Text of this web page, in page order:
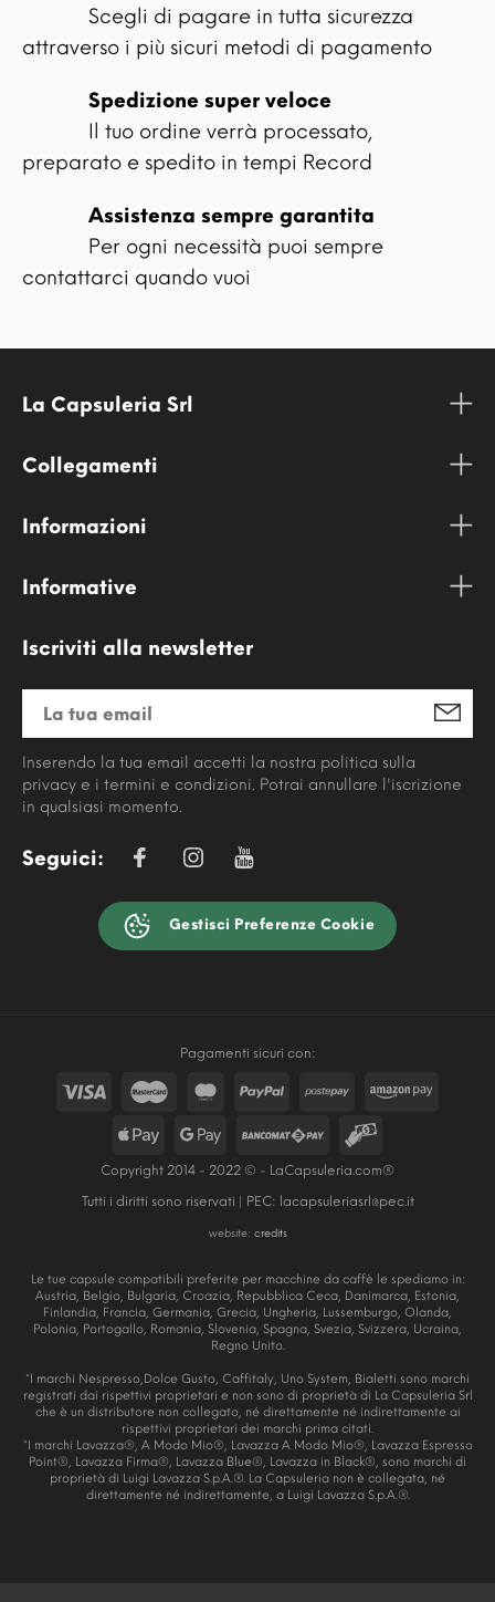
Scegli di pagare in tutta sicurezza
attraverso i più sicuri metodi di pagamento
Spedizione super veloce
Il tuo ordine verrà processato,
preparato e spedito in tempi Record
Assistenza sempre garantita
Per ogni necessità puoi sempre
contattarci quando vuoi
La Capsuleria Srl
Collegamenti
Informazioni
Informative
Iscriviti alla newsletter
Inserendo la tua email accetti la nostra politica sulla
privacy e i termini e condizioni. Potrai annullare l'iscrizione
in qualsiasi momento.
Seguici:
Gestisci Preferenze Cookie
Pagamenti sicuri con:
Copyright 2014 - 2022 © - LaCapsuleria.com®
Tutti i diritti sono riservati | PEC: lacapsuleriasrl@pec.it
website: credits
Le tue capsule compatibili preferite per macchine da caffè le spediamo in:
Austria, Belgio, Bulgaria, Croazia, Repubblica Ceca, Danimarca, Estonia,
Finlandia, Francia, Germania, Grecia, Ungheria, Lussemburgo, Olanda,
Polonia, Portogallo, Romania, Slovenia, Spagna, Svezia, Svizzera, Ucraina,
Regno Unito.
*I marchi Nespresso,Dolce Gusto, Caffitaly, Uno System, Bialetti sono marchi
registrati dai rispettivi proprietari e non sono di proprietà di La Capsuleria Srl
che è un distributore non collegato, né direttamente né indirettamente ai
rispettivi proprietari dei marchi prima citati.
*I marchi Lavazza®, A Modo Mio®, Lavazza A Modo Mio®, Lavazza Espresso
Point®, Lavazza Firma®, Lavazza Blue®, Lavazza in Black®, sono marchi di
proprietà di Luigi Lavazza S.p.A.®. La Capsuleria non è collegata, né
direttamente né indirettamente, a Luigi Lavazza S.p.A.®.